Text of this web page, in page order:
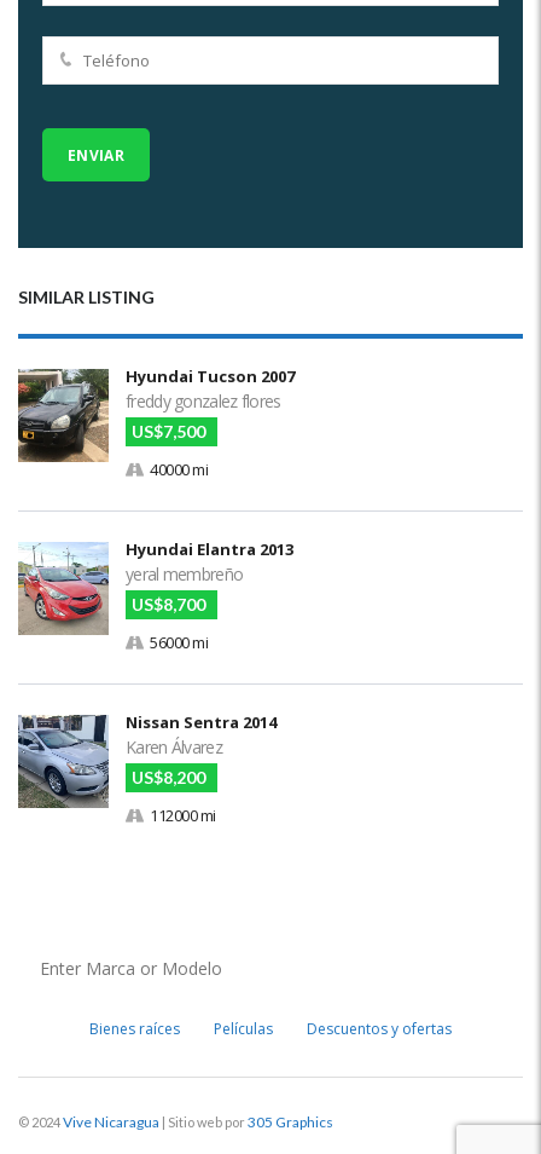
SIMILAR LISTING
Hyundai Tucson 2007
freddy gonzalez flores
US$7,500
40000 mi
Hyundai Elantra 2013
yeral membreño
US$8,700
56000 mi
Nissan Sentra 2014
Karen Álvarez
US$8,200
112000 mi
Bienes raíces Películas Descuentos y ofertas
© 2024Vive Nicaragua | Sitio web por 305 Graphics